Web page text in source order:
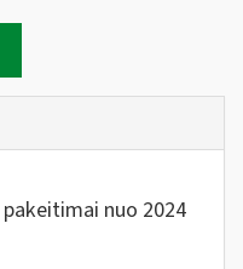
nuo 2024